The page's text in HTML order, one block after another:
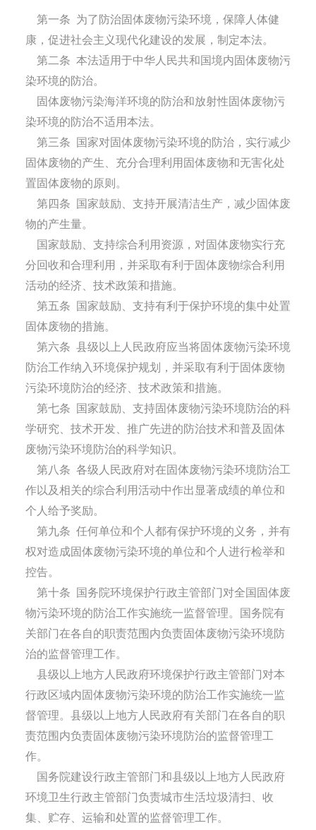
第一条 为了防治固体废物污染环境，保障人体健
康，促进社会主义现代化建设的发展，制定本法。
第二条 本法适用于中华人民共和国境内固体废物污
染环境的防治。
固体废物污染海洋环境的防治和放射性固体废物污
染环境的防治不适用本法。
第三条
国家对固体废物污染环境的防治，实行减少
固体废物的产生、充分合理利用固体废物和无害化处
置固体废物的原则。
第四条
国家鼓励、支持开展清洁生产，减少固体废
物的产生量。
国家鼓励、支持综合利用资源，对固体废物实行充
分回收和合理利用，并采取有利于固体废物综合利用
活动的经济、技术政策和措施。
第五条
国家鼓励、支持有利于保护环境的集中处置
固体废物的措施。
第六条 县级以上人民政府应当将固体废物污染环境
防治工作纳入环境保护规划，并采取有利于固体废物
污染环境防治的经济、技术政策和措施。
第七条
国家鼓励、支持固体废物污染环境防治的科
学研究、技术开发、推广先进的防治技术和普及固体
废物污染环境防治的科学知识。
第八条 各级人民政府对在固体废物污染环境防治工
作以及相关的综合利用活动中作出显著成绩的单位和
个人给予奖励。
第九条 任何单位和个人都有保护环境的义务，并有
权对造成固体废物污染环境的单位和个人进行检举和
控告。
第十条
国务院环境保护行政主管部门对全国固体废
物污染环境的防治工作实施统一监督管理。国务院有
关部门在各自的职责范围内负责固体废物污染环境防
治的监督管理工作。
县级以上地方人民政府环境保护行政主管部门对本
行政区域内固体废物污染环境的防治工作实施统一监
督管理。县级以上地方人民政府有关部门在各自的职
责范围内负责固体废物污染环境防治的监督管理工
作。
国务院建设行政主管部门和县级以上地方人民政府
环境卫生行政主管部门负责城市生活垃圾清扫、收
集、贮存、运输和处置的监督管理工作。